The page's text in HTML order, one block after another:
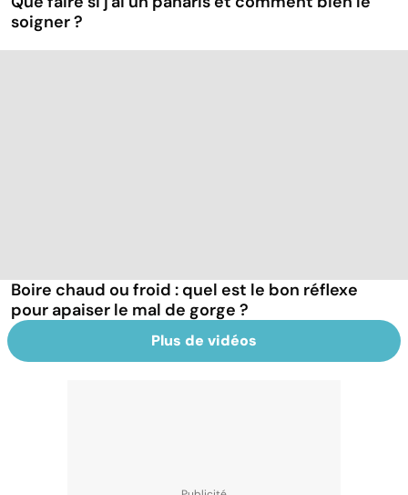
soigner ?
Boire chaud ou froid : quel est le bon réflexe
pour apaiser le mal de gorge ?
Plus de vidéos